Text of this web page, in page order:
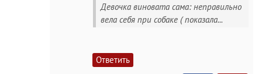
Девочка виновата сама: неправильно
вела себя при собаке ( показала...
Ответить